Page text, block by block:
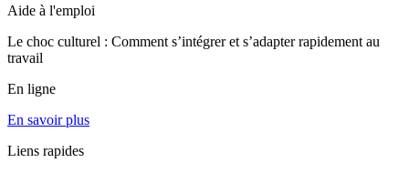
Aide à l'emploi
Le choc culturel : Comment s’intégrer et s’adapter rapidement au
travail
En ligne
En savoir plus
Liens rapides